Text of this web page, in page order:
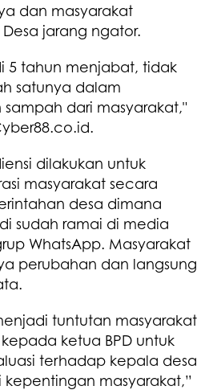
dan masyarakat
jarang ngator.
5 tahun menjabat, tidak
satunya dalam
dari masyarakat,"
dilakukan untuk
masyarakat secara
desa dimana
sudah ramai di media
WhatsApp. Masyarakat
perubahan dan langsung
tuntutan masyarakat
ketua BPD untuk
terhadap kepala desa
kepentingan masyarakat,”